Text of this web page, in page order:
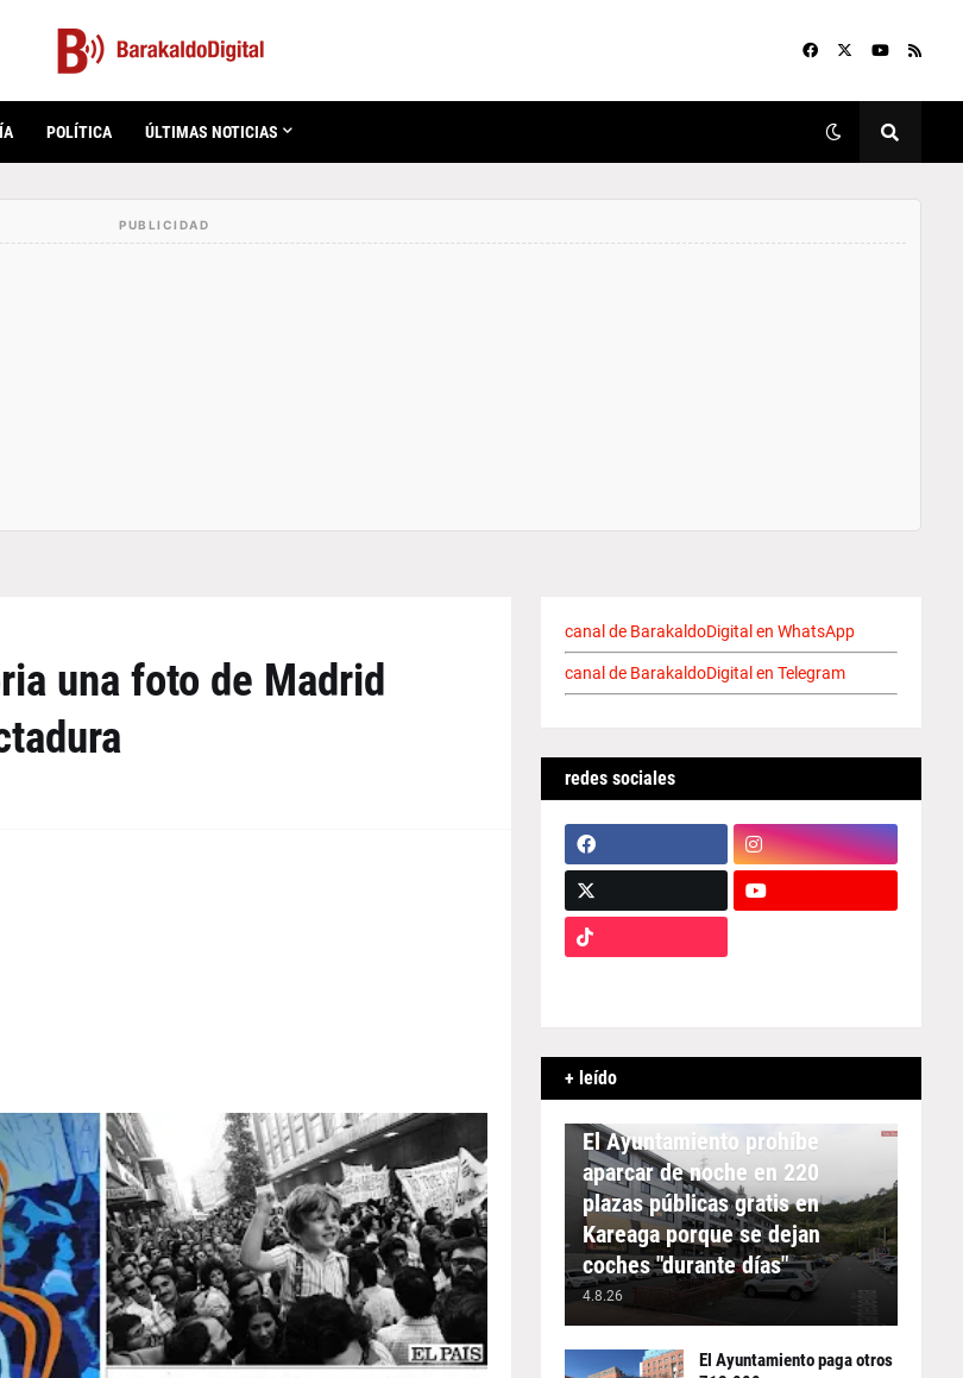
POLÍTICA ÚLTIMAS NOTICIAS
una foto de Madrid
canal de BarakaldoDigital en WhatsApp
canal de BarakaldoDigital en Telegram
redes sociales
+ leído
APARCAMIENTO
El Ayuntamiento prohíbe
aparcar de noche en 220
plazas públicas gratis en
Kareaga porque se dejan
coches "durante días"
4.8.26
El Ayuntamiento paga otros